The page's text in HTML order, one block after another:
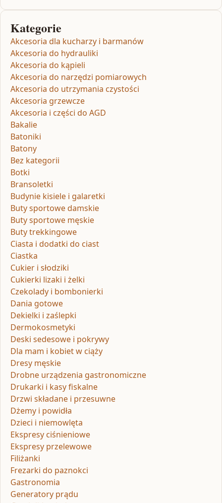
Kategorie
Akcesoria dla kucharzy i barmanów
Akcesoria do hydrauliki
Akcesoria do kąpieli
Akcesoria do narzędzi pomiarowych
Akcesoria do utrzymania czystości
Akcesoria grzewcze
Akcesoria i części do AGD
Bakalie
Batoniki
Batony
Bez kategorii
Botki
Bransoletki
Budynie kisiele i galaretki
Buty sportowe damskie
Buty sportowe męskie
Buty trekkingowe
Ciasta i dodatki do ciast
Ciastka
Cukier i słodziki
Cukierki lizaki i żelki
Czekolady i bombonierki
Dania gotowe
Dekielki i zaślepki
Dermokosmetyki
Deski sedesowe i pokrywy
Dla mam i kobiet w ciąży
Dresy męskie
Drobne urządzenia gastronomiczne
Drukarki i kasy fiskalne
Drzwi składane i przesuwne
Dżemy i powidła
Dzieci i niemowlęta
Ekspresy ciśnieniowe
Ekspresy przelewowe
Filiżanki
Frezarki do paznokci
Gastronomia
Generatory prądu